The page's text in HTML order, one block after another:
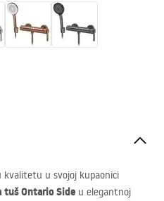
kvalitetu u svojoj kupaonici
Ontario Side u elegantnoj